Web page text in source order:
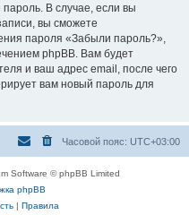
В случае, если вы
вы сможете
пароля «Забыли пароль?»,
phpBB. Вам будет
и ваш адрес email, после чего
вам новый пароль для
Часовой пояс: UTC+03:00
Software © phpBB Limited
phpBB
| Правила